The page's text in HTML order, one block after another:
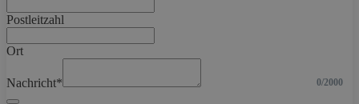
Postleitzahl
Ort
Nachricht* 0/2000